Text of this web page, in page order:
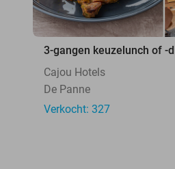
3-gangen keuzelunch of -
Cajou Hotels
De Panne
Verkocht: 327